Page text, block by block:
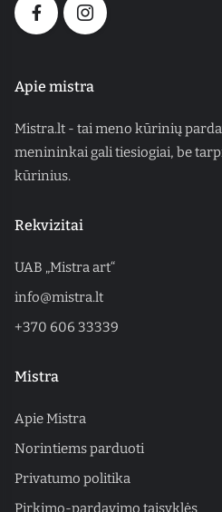
Apie mistra
Mistra.lt - tai meno kūrinių
menininkai gali tiesiogiai, be
kūrinius.
Rekvizitai
UAB „Mistra art“
info@mistra.lt
+370 606 33339
Mistra
Apie Mistra
Norintiems parduoti
Privatumo politika
Pirkimo-pardavimo taisyklės